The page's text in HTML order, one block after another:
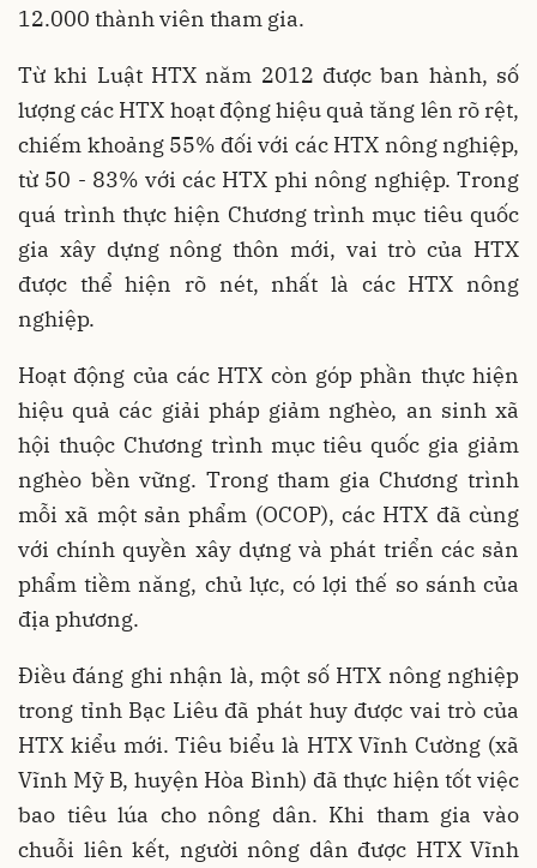
12.000 thành viên tham gia.
Từ khi Luật HTX năm 2012 được ban hành, số
lượng các HTX hoạt động hiệu quả tăng lên rõ rệt,
chiếm khoảng 55% đối với các HTX nông nghiệp,
từ 50 - 83% với các HTX phi nông nghiệp. Trong
quá trình thực hiện Chương trình mục tiêu quốc
gia xây dựng nông thôn mới, vai trò của HTX
được thể hiện rõ nét, nhất là các HTX nông
nghiệp.
Hoạt động của các HTX còn góp phần thực hiện
hiệu quả các giải pháp giảm nghèo, an sinh xã
hội thuộc Chương trình mục tiêu quốc gia giảm
nghèo bền vững. Trong tham gia Chương trình
mỗi xã một sản phẩm (OCOP), các HTX đã cùng
với chính quyền xây dựng và phát triển các sản
phẩm tiềm năng, chủ lực, có lợi thế so sánh của
địa phương.
Điều đáng ghi nhận là, một số HTX nông nghiệp
trong tỉnh Bạc Liêu đã phát huy được vai trò của
HTX kiểu mới. Tiêu biểu là HTX Vĩnh Cường (xã
Vĩnh Mỹ B, huyện Hòa Bình) đã thực hiện tốt việc
bao tiêu lúa cho nông dân. Khi tham gia vào
chuỗi liên kết, người nông dân được HTX Vĩnh